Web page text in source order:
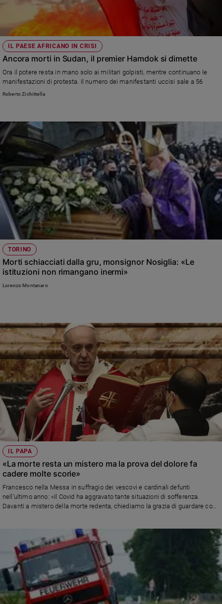
IL PAESE AFRICANO IN CRISI
Ancora morti in Sudan, il premier Hamdok si dimette
Ora il potere resta in mano solo ai militari golpisti, mentre continuano le
manifestazioni di protesta. Il numero dei manifestanti uccisi sale a 56
Roberto Zichittella
TORINO
Morti schiacciati dalla gru, monsignor Nosiglia: «Le
istituzioni non rimangano inermi»
Lorenzo Montanaro
IL PAPA
«La morte resta un mistero ma la prova del dolore fa
cadere molte scorie»
Francesco nella Messa in suffragio dei vescovi e cardinali defunti
nell'ultimo anno: «Il Covid ha aggravato tante situazioni di sofferenza.
Davanti a mistero della morte redenta, chiediamo la grazia di guardare con